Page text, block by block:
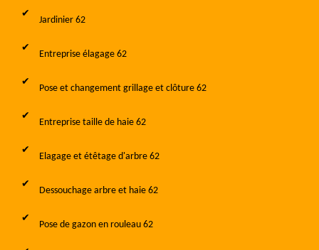
Jardinier 62
Entreprise élagage 62
Pose et changement grillage et clôture 62
Entreprise taille de haie 62
Elagage et étêtage d'arbre 62
Dessouchage arbre et haie 62
Pose de gazon en rouleau 62